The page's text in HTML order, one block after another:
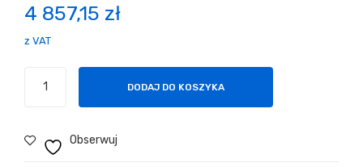
4 857,15 zł
z VAT
and
Blazor
DODAJ DO KOSZYKA
Obserwuj